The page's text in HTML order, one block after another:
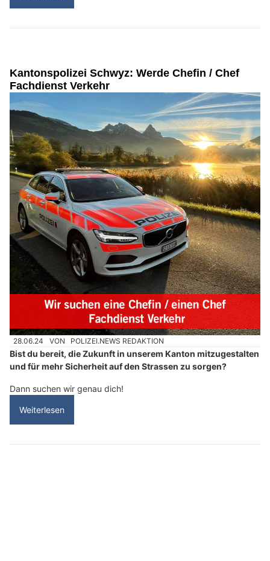
Kantonspolizei Schwyz: Werde Chefin / Chef
Fachdienst Verkehr
28.06.24 VON POLIZEI.NEWS REDAKTION
Bist du bereit, die Zukunft in unserem Kanton mitzugestalten
und für mehr Sicherheit auf den Strassen zu sorgen?
Dann suchen wir genau dich!
Weiterlesen